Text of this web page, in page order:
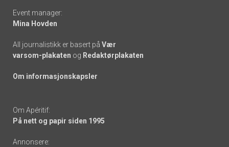
Event manager:
Mina Hovden
All journalistikk er basert på Vær
varsom-plakaten og Redaktørplakaten
Om informasjonskapsler
Om Apéritif:
På nett og papir siden 1995
Annonsere: